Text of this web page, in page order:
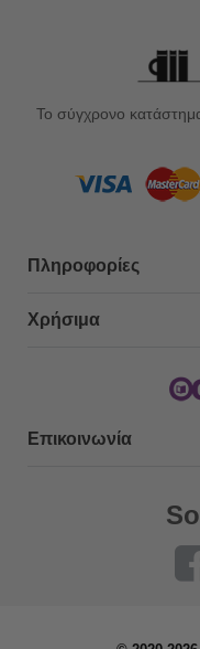
Το σύγχρονο
Πληροφορίες
Χρήσιμα
Επικοινωνία